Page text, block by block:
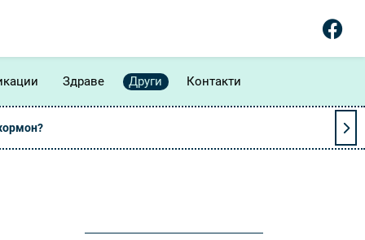
Здраве Други Контакти